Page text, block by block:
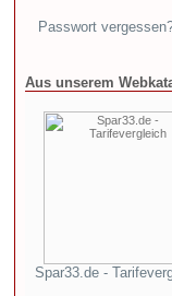
Passwort
Aus unserem
Spar33.de -